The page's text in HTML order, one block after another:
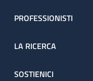
PROFESSIONISTI
LA RICERCA
SOSTIENICI